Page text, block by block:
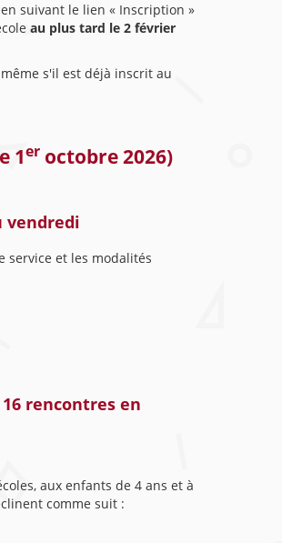
suivant le lien « Inscription »
au plus tard le 2 février
s'il est déjà inscrit au
1eroctobre 2026)
vendredi
et les modalités
rencontres en
aux enfants de 4 ans et à
comme suit :